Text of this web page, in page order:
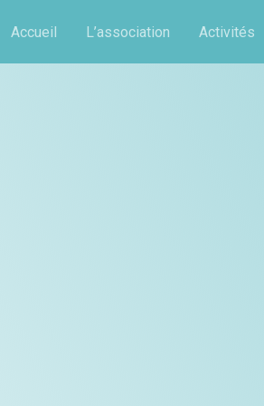
Accueil L’association Activités